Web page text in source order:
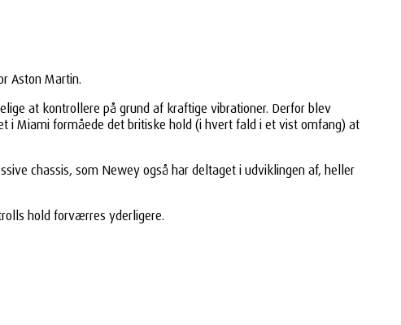
Aston Martin.
at kontrollere på grund af kraftige vibrationer. Derfor blev
i Miami formåede det britiske hold (i hvert fald i et vist omfang) at
chassis, som Newey også har deltaget i udviklingen af, heller
hold forværres yderligere.